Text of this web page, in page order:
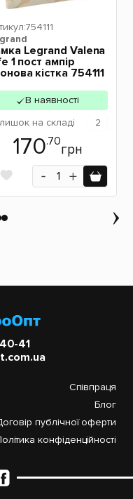
754111
Legrand Valena
1 пост ампір
кістка 754111
В наявності
на складі 2
170.70
грн
41
Співпраця
Блог
публічної оферти
конфіденційності